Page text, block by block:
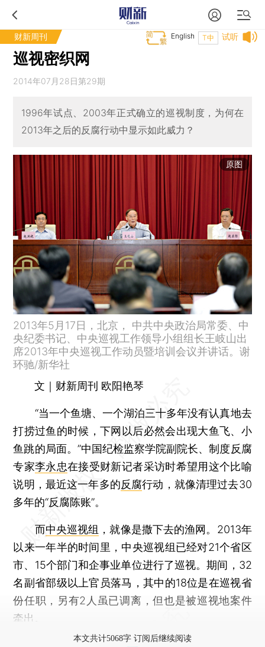
财新周刊 试听
T中
English
巡视密织网
2014年07月28日第29期
1996年试点、2003年正式确立的巡视制度，为何在
2013年之后的反腐行动中显示如此威力？
原图
2013年5月17日，北京， 中共中央政治局常委、中
央纪委书记、中央巡视工作领导小组组长王岐山出
席2013年中央巡视工作动员暨培训会议并讲话。谢
环驰/新华社
文｜财新周刊 欧阳艳琴
“当一个鱼塘、一个湖泊三十多年没有认真地去
打捞过鱼的时候，下网以后必然会出现大鱼飞、小
鱼跳的局面。”中国纪检监察学院副院长、制度反腐
专家李永忠在接受财新记者采访时希望用这个比喻
说明，最近这一年多的反腐行动，就像清理过去30
多年的“反腐陈账”。
而中央巡视组 ，就像是撒下去的渔网。2013年
以来一年半的时间里，中央巡视组已经对21个省区
市、15个部门和企事业单位进行了巡视。期间，32
名副省部级以上官员落马，其中的18位是在巡视省
份任职，另有2人虽已调离，但也是被巡视地案件
牵出。
本文共计5068字 订阅后继续阅读